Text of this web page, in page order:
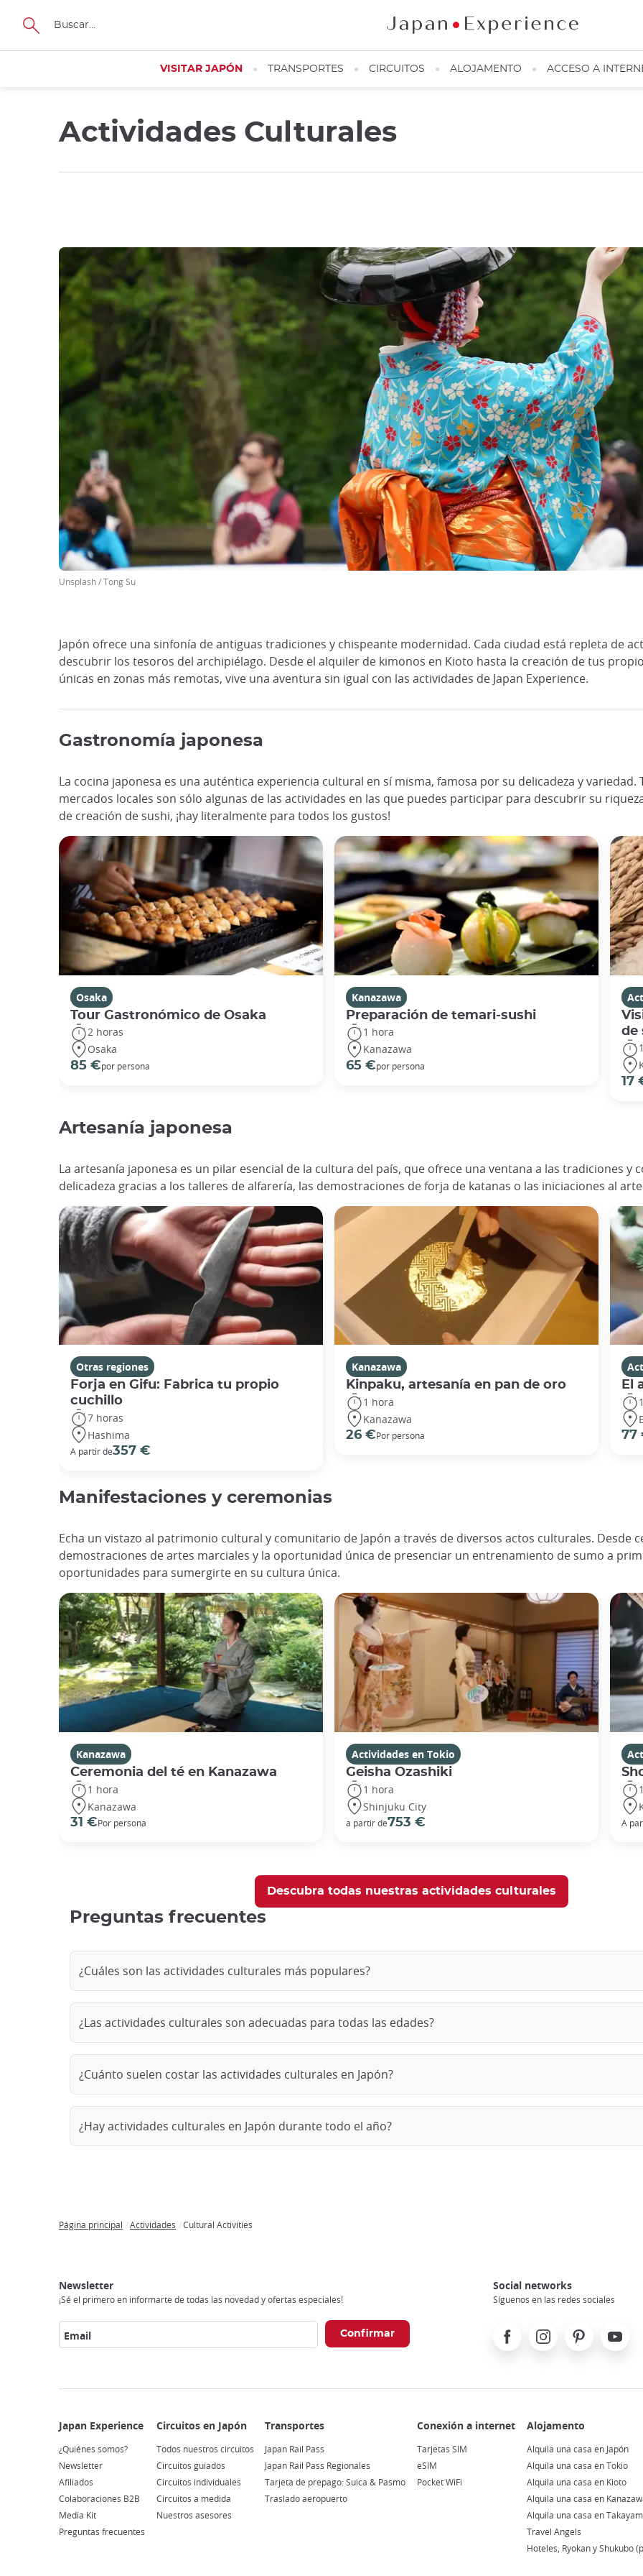
Tamaño
VISITAR JAPÓN TRANSPORTES CIRCUITOS ALOJAMENTO ACCESO A
Actividades Culturales
Unsplash / Tong Su
Japón ofrece una sinfonía de antiguas tradiciones y chispeante modernidad. Cada ciudad está repleta de
descubrir los tesoros del archipiélago. Desde el alquiler de kimonos en Kioto hasta la creación de tus
únicas en zonas más remotas, vive una aventura sin igual con las actividades de Japan Experience.
Gastronomía japonesa
La cocina japonesa es una auténtica experiencia cultural en sí misma, famosa por su delicadeza y variedad.
mercados locales son sólo algunas de las actividades en las que puedes participar para descubrir su
de creación de sushi, ¡hay literalmente para todos los gustos!
Osaka
Tour Gastronómico de Osaka
2 horas
Osaka
85 €por persona
Kanazawa
Preparación de temari-sushi
1 hora
Kanazawa
65 €por persona
de
17
Artesanía japonesa
La artesanía japonesa es un pilar esencial de la cultura del país, que ofrece una ventana a las tradiciones y
delicadeza gracias a los talleres de alfarería, las demostraciones de forja de katanas o las iniciaciones al
Otras regiones
Forja en Gifu: Fabrica tu propio
cuchillo
7 horas
Hashima
A partir de357 €
Kanazawa
Kinpaku, artesanía en pan de oro
1 hora
Kanazawa
26 €Por persona
El
77
Manifestaciones y ceremonias
Echa un vistazo al patrimonio cultural y comunitario de Japón a través de diversos actos culturales. Desde
demostraciones de artes marciales y la oportunidad única de presenciar un entrenamiento de sumo a
oportunidades para sumergirte en su cultura única.
Kanazawa
Ceremonia del té en Kanazawa
1 hora
Kanazawa
31 €Por persona
Actividades en Tokio
Geisha Ozashiki
1 hora
Shinjuku City
a partir de753 € A
Descubra todas nuestras actividades culturales
Preguntas frecuentes
¿Cuáles son las actividades culturales más populares?
¿Las actividades culturales son adecuadas para todas las edades?
¿Cuánto suelen costar las actividades culturales en Japón?
¿Hay actividades culturales en Japón durante todo el año?
Página principal Actividades Cultural Activities
Newsletter
¡Sé el primero en informarte de todas las novedad y ofertas especiales!
Email
Social networks
Síguenos en las redes sociales
FacebookInstagramPinterest Youtube
Experience
¿Quiénes somos?
Newsletter
Afiliados
Colaboraciones B2B
Media Kit
Preguntas frecuentes
en
Japón
Todos nuestros circuitos
Circuitos guiados
Circuitos individuales
Circuitos a medida
Nuestros asesores
Japan Rail Pass
Japan Rail Pass Regionales
Tarjeta de prepago: Suica & Pasmo
Traslado aeropuerto
a
internet
Tarjetas SIM
eSIM
Pocket WiFi
Alquila una casa en Japón
Alquila una casa en Tokio
Alquila una casa en Kioto
Alquila una casa en
Alquila una casa en
Travel Angels
Hoteles, Ryokan y Shukubo
japón